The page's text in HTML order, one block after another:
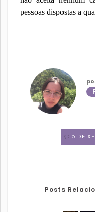
pessoas dispostas a
0
Posts